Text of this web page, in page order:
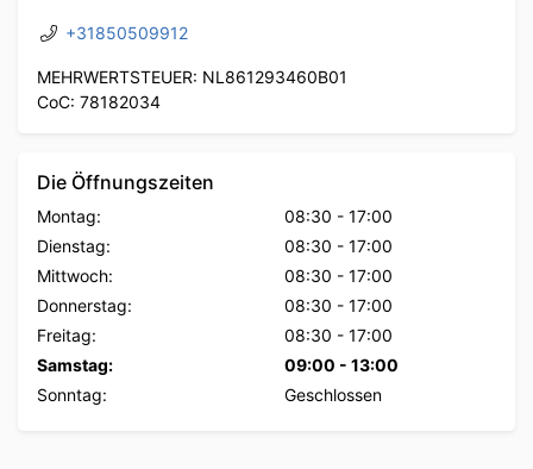
+31850509912
MEHRWERTSTEUER: NL861293460B01
CoC: 78182034
Die Öffnungszeiten
Montag: 08:30 - 17:00
Dienstag:
08:30 - 17:00
Mittwoch:
08:30 - 17:00
Donnerstag:
08:30 - 17:00
Freitag:
08:30 - 17:00
Samstag:
09:00 - 13:00
Sonntag:
Geschlossen